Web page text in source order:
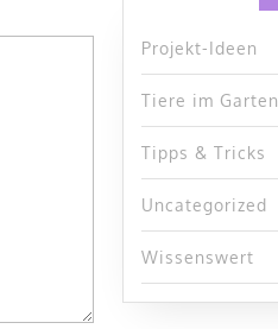
Projekt-Ideen
Tiere im Garten
Tipps & Tricks
Uncategorized
Wissenswert